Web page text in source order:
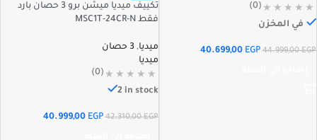
(0)
في المخزن
44.999,00EGP
40.699,00 EGP
تكييف ميديا ميشن برو 3 حصان بارد
فقط MSC1T-24CR-N
ميديا, 3 حصان
ميديا
(0)
2 in stock
42.310,00EGP
40.999,00 EGP